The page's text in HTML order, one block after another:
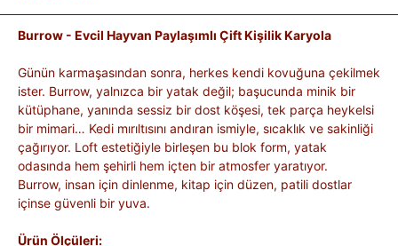
Burrow - Evcil Hayvan Paylaşımlı Çift Kişilik Karyola
Günün karmaşasından sonra, herkes kendi kovuğuna çekilmek
ister. Burrow, yalnızca bir yatak değil; başucunda minik bir
kütüphane, yanında sessiz bir dost köşesi, tek parça heykelsi
bir mimari… Kedi mırıltısını andıran ismiyle, sıcaklık ve sakinliği
çağırıyor. Loft estetiğiyle birleşen bu blok form, yatak
odasında hem şehirli hem içten bir atmosfer yaratıyor.
Burrow, insan için dinlenme, kitap için düzen, patili dostlar
içinse güvenli bir yuva.
Ürün Ölçüleri: